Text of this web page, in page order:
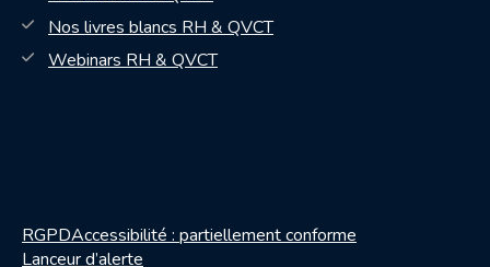
Nos livres blancs RH & QVCT
Webinars RH & QVCT— nouvelle fenêtre
RGPDAccessibilité : partiellement conforme
Lanceur d’alerte